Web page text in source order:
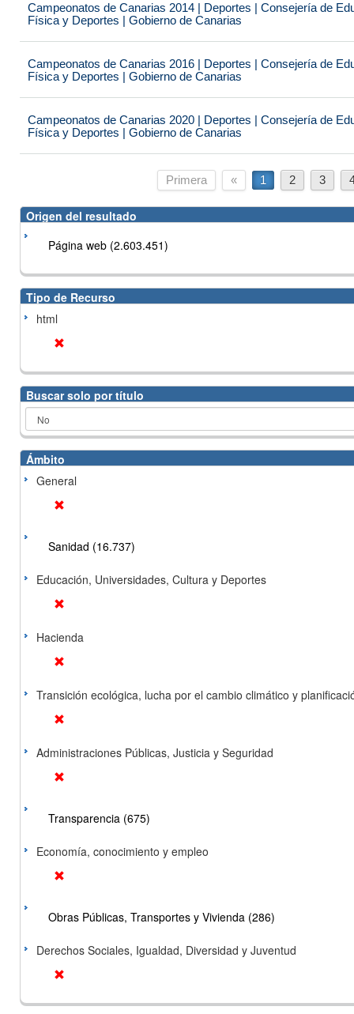
Campeonatos de Canarias 2014 | Deportes | Consejería de
Física y Deportes | Gobierno de Canarias
Campeonatos de Canarias 2016 | Deportes | Consejería de
Física y Deportes | Gobierno de Canarias
Campeonatos de Canarias 2020 | Deportes | Consejería de
Física y Deportes | Gobierno de Canarias
Primera « 1 2 3
Origen del resultado
Página web (2.603.451)
Tipo de Recurso
html
Buscar solo por título
Ámbito
General
Sanidad (16.737)
Educación, Universidades, Cultura y Deportes
Hacienda
Transición ecológica, lucha por el cambio climático y
Administraciones Públicas, Justicia y Seguridad
Transparencia (675)
Economía, conocimiento y empleo
Obras Públicas, Transportes y Vivienda (286)
Derechos Sociales, Igualdad, Diversidad y Juventud